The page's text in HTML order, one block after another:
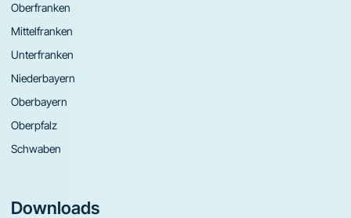
Oberfranken
Mittelfranken
Unterfranken
Niederbayern
Oberbayern
Oberpfalz
Schwaben
Downloads